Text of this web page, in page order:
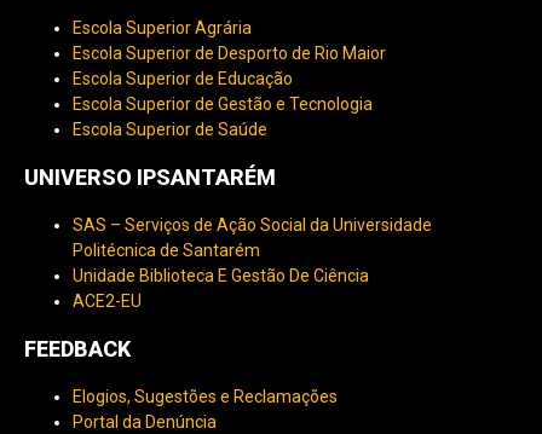
Escola Superior Agrária
Escola Superior de Desporto de Rio Maior
Escola Superior de Educação
Escola Superior de Gestão e Tecnologia
Escola Superior de Saúde
UNIVERSO IPSANTARÉM
SAS – Serviços de Ação Social da Universidade
Politécnica de Santarém
Unidade Biblioteca E Gestão De Ciência
ACE2-EU
FEEDBACK
Elogios, Sugestões e Reclamações
Portal da Denúncia